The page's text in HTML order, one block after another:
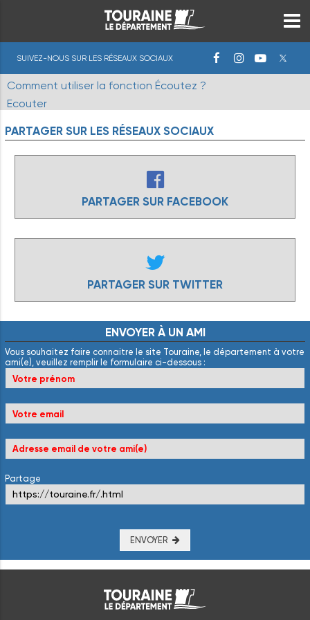
SUIVEZ-NOUS SUR LES RÉSEAUX SOCIAUX
Comment utiliser la fonction Écoutez ?
Ecouter
PARTAGER SUR LES RÉSEAUX SOCIAUX
PARTAGER SUR FACEBOOK
PARTAGER SUR TWITTER
ENVOYER À UN AMI
Vous souhaitez faire connaitre le site Touraine, le département à votre
ami(e), veuillez remplir le formulaire ci-dessous :
Partage
ENVOYER